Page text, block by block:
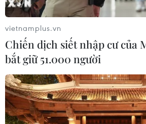
vietnamplus.vn
Chiến dịch siết nhập cư của
bắt giữ 51.000 người